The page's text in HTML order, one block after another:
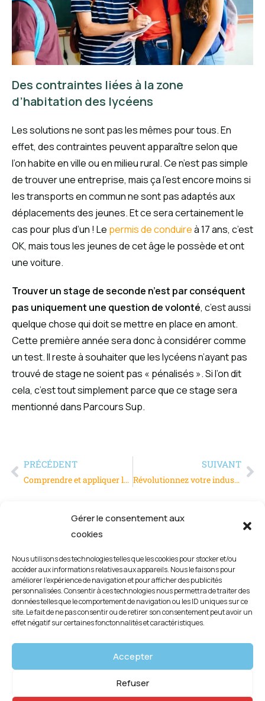
Gérer le consentement aux
cookies
Nous utilisons des technologies telles que les cookies pour stocker et/ou
accéder aux informations relatives aux appareils. Nous le faisons pour
améliorer l’expérience de navigation et pour afficher des publicités
personnalisées. Consentir à ces technologies nous permettra de traiter des
données telles que le comportement de navigation ou les ID uniques sur ce
site. Le fait de ne pas consentir ou de retirer son consentement peut avoir un
effet négatif sur certaines fonctonnalités et caractéristiques.
Accepter
Refuser
Des contraintes liées à la zone
d’habitation des lycéens
Les solutions ne sont pas les mêmes pour tous. En
effet, des contraintes peuvent apparaître selon que
l’on habite en ville ou en milieu rural. Ce n’est pas simple
de trouver une entreprise, mais ça l’est encore moins si
les transports en commun ne sont pas adaptés aux
déplacements des jeunes. Et ce sera certainement le
cas pour plus d’un ! Le permis de conduireà 17 ans, c’est
OK, mais tous les jeunes de cet âge le possède et ont
une voiture.
Trouver un stage de seconde n’est par conséquent
pas uniquement une question de volonté, c’est aussi
quelque chose qui doit se mettre en place en amont.
Cette première année sera donc à considérer comme
un test. Il reste à souhaiter que les lycéens n’ayant pas
trouvé de stage ne soient pas « pénalisés ». Si l’on dit
cela, c’est tout simplement parce que ce stage sera
mentionné dans Parcours Sup.
PRÉCÉDENT
Comprendre et appliquer le diagramme d’Ishikawa dans l’amélioration continue
SUIVANT
Révolutionnez votre industrie avec le convoyeur automatique sur mesure
Politique de confidentialité